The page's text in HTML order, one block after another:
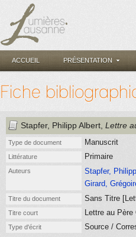
ACCUEIL PRÉSENTATION
Fiche
Stapfer, Philipp Albert Lettre
Type de document Manuscrit
Littérature Primaire
Auteurs Stapfer,
Girard,
Titre du document Sans Titre
Titre court Lettre au Père
Type d'écrit Source /